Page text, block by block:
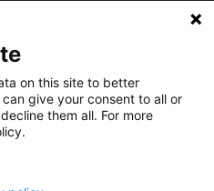
on this site to better
give your consent to all or
them all. For more